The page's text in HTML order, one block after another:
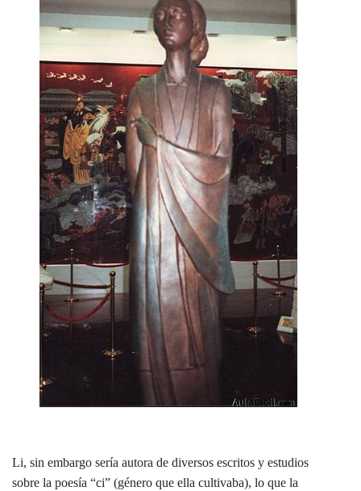
Li, sin embargo sería autora de diversos escritos y estudios
sobre la poesía “ci” (género que ella cultivaba), lo que la